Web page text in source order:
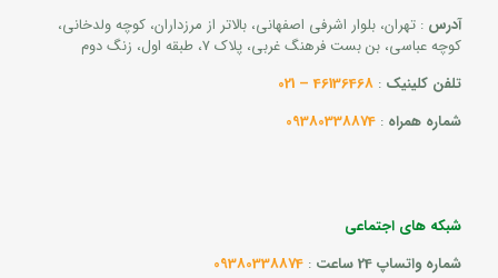
آدرس : تهران، بلوار اشرفی اصفهانی، بالاتر از مرزداران، کوچه ولدخانی،
کوچه عباسی، بن بست فرهنگ غربی، پلاک 7، طبقه اول، زنگ دوم
تلفن کلینیک :
46136468 – 021
شماره همراه :
09380338874
شبکه های اجتماعی
شماره واتساپ 24 ساعت
:
09380338874